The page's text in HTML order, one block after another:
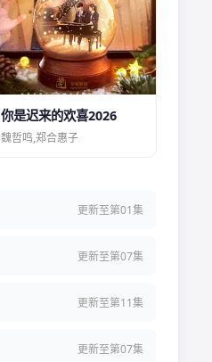
你是迟来的欢喜2026
魏哲鸣,郑合惠子
更新至第01集
更新至第07集
更新至第11集
更新至第07集